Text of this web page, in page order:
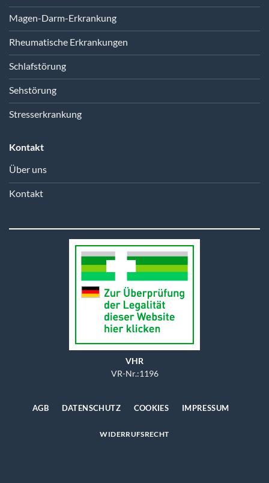
Magen-Darm-Erkrankung
Rheumatische Erkrankungen
Schlafstörung
Sehstörung
Stresserkrankung
Kontakt
Über uns
Kontakt
VHR
VR-Nr.:1196
AGB DATENSCHUTZ COOKIES IMPRESSUM
WIDERRUFSRECHT